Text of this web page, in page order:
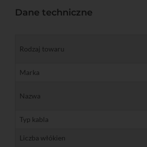
Dane techniczne
Rodzaj towaru
Marka
Nazwa
Typ kabla
Liczba włókien